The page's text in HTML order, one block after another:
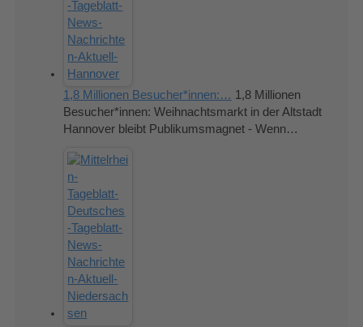
1,8 Millionen Besucher*innen:… 1,8 Millionen
Besucher*innen: Weihnachtsmarkt in der Altstadt
Hannover bleibt Publikumsmagnet - Wenn…